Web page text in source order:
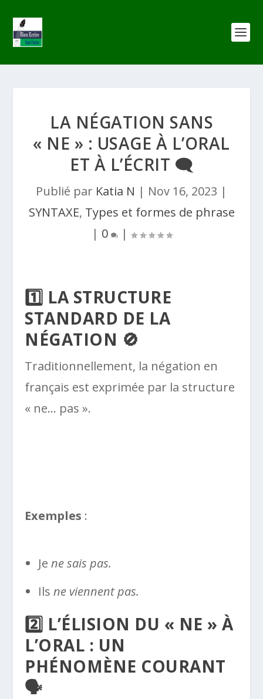
LA NÉGATION SANS
« NE » : USAGE À L’ORAL
ET À L’ÉCRIT 🗨️
Publié par Katia N | Nov 16, 2023 |
SYNTAXE, Types et formes de phrase
| 0 |
1️⃣ LA STRUCTURE
STANDARD DE LA
NÉGATION 🚫
Traditionnellement, la négation en
français est exprimée par la structure
« ne… pas ».
Exemples :
Jene sais pas.
Ilsne viennent pas.
2️⃣ L’ÉLISION DU « NE » À
L’ORAL : UN
PHÉNOMÈNE COURANT
🗣️